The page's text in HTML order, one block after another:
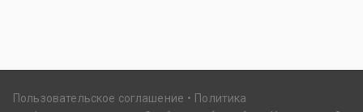
Пользовательское соглашение
Политика